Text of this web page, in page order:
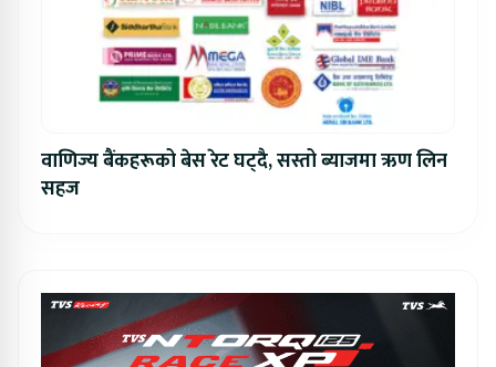
वाणिज्य बैंकहरूको बेस रेट घट्दै, सस्तो ब्याजमा ऋण लिन
सहज